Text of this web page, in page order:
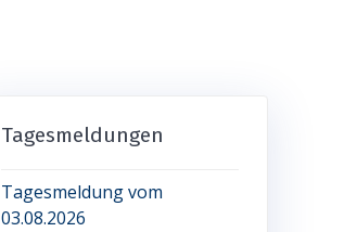
Tagesmeldungen
Tagesmeldung vom
03.08.2026